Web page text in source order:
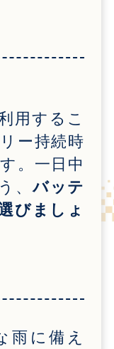
用するこ
ー持続時
。一日中
、バッテ
びましょ
雨に備え